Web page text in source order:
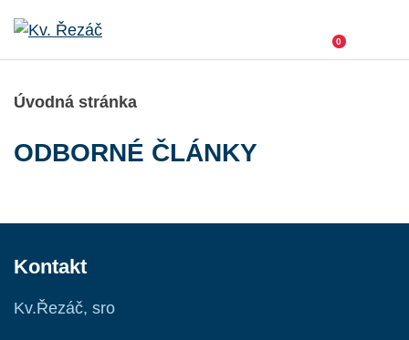
0
Úvodná stránka
ODBORNÉ ČLÁNKY
Kontakt
Kv.Řezáč, sro